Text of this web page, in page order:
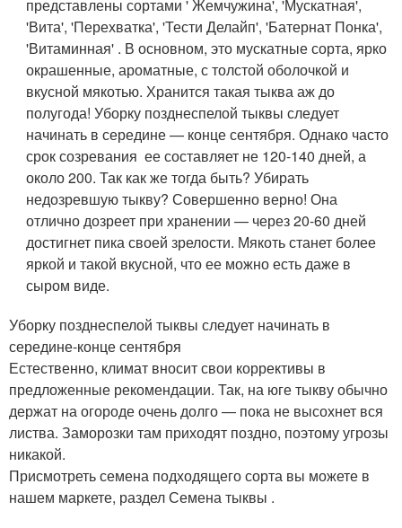
представлены сортами ' Жемчужина', 'Мускатная',
'Вита', 'Перехватка', 'Тести Делайп', 'Батернат Понка',
'Витаминная' . В основном, это мускатные сорта, ярко
окрашенные, ароматные, с толстой оболочкой и
вкусной мякотью. Хранится такая тыква аж до
полугода! Уборку позднеспелой тыквы следует
начинать в середине — конце сентября. Однако часто
срок созревания ее составляет не 120-140 дней, а
около 200. Так как же тогда быть? Убирать
недозревшую тыкву? Совершенно верно! Она
отлично дозреет при хранении — через 20-60 дней
достигнет пика своей зрелости. Мякоть станет более
яркой и такой вкусной, что ее можно есть даже в
сыром виде.
Уборку позднеспелой тыквы следует начинать в
середине-конце сентября
Естественно, климат вносит свои коррективы в
предложенные рекомендации. Так, на юге тыкву обычно
держат на огороде очень долго — пока не высохнет вся
листва. Заморозки там приходят поздно, поэтому угрозы
никакой.
Присмотреть семена подходящего сорта вы можете в
нашем маркете, раздел Семена тыквы .